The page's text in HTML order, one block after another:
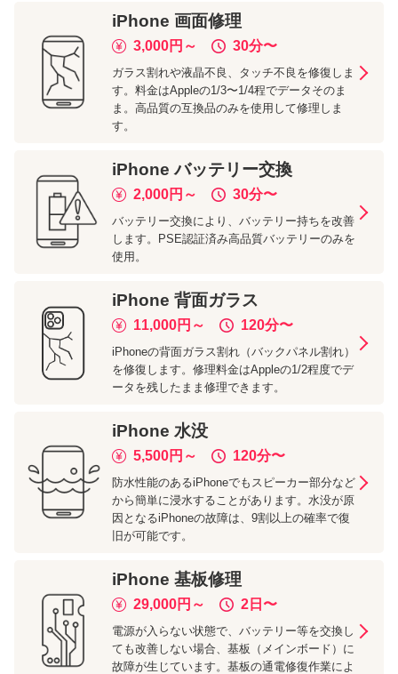
iPhone 画面修理
3,000円～ 30分〜
ガラス割れや液晶不良、タッチ不良を修復しま
す。料金はAppleの1/3〜1/4程でデータそのま
ま。高品質の互換品のみを使用して修理しま
す。
iPhone バッテリー交換
2,000円～ 30分〜
バッテリー交換により、バッテリー持ちを改善
します。PSE認証済み高品質バッテリーのみを
使用。
iPhone 背面ガラス
11,000円～ 120分〜
iPhoneの背面ガラス割れ（バックパネル割れ）
を修復します。修理料金はAppleの1/2程度でデ
ータを残したまま修理できます。
iPhone 水没
5,500円～ 120分〜
防水性能のあるiPhoneでもスピーカー部分など
から簡単に浸水することがあります。水没が原
因となるiPhoneの故障は、9割以上の確率で復
旧が可能です。
iPhone 基板修理
29,000円～ 2日 〜
電源が入らない状態で、バッテリー等を交換し
ても改善しない場合、基板（メインボード）に
故障が生じています。基板の通電修復作業によ